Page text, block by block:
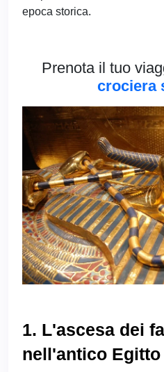
epoca storica.
Prenota il tuo
crociera
1. L'ascesa dei
nell'antico Egitto